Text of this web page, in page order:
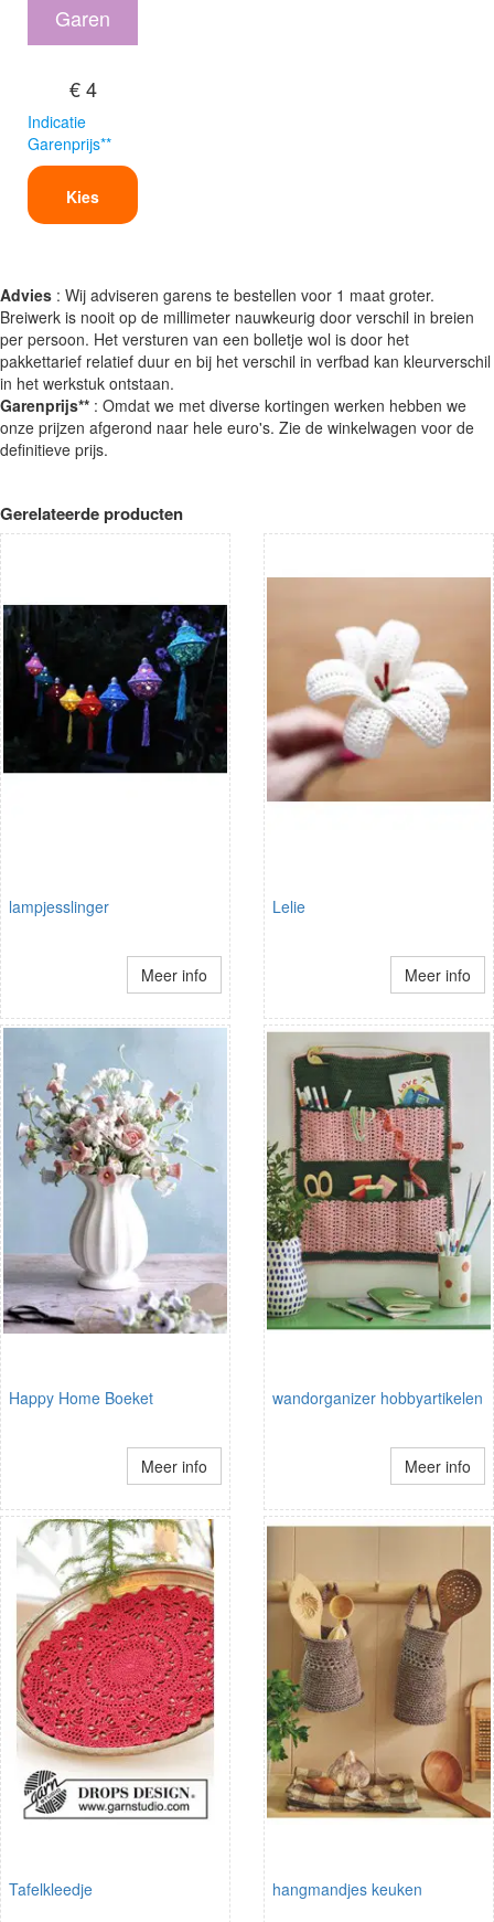
Garen
€ 4
Indicatie
Garenprijs**
Kies
Advies : Wij adviseren garens te bestellen voor 1 maat groter.
Breiwerk is nooit op de millimeter nauwkeurig door verschil in breien
per persoon. Het versturen van een bolletje wol is door het
pakkettarief relatief duur en bij het verschil in verfbad kan kleurverschil
in het werkstuk ontstaan.
Garenprijs** : Omdat we met diverse kortingen werken hebben we
onze prijzen afgerond naar hele euro's. Zie de winkelwagen voor de
definitieve prijs.
Gerelateerde producten
lampjesslinger
Meer info
Lelie
Meer info
Happy Home Boeket
Meer info
wandorganizer hobbyartikelen
Meer info
Tafelkleedje hangmandjes keuken